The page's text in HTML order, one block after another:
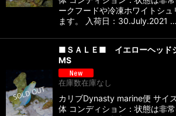
ークフードや冷凍ホワイトシ
ます。 入荷日：30.July.2021 …
■ＳＡＬＥ■ イエローヘッド
MS
在庫数在庫なし
カリブDynasty marine便 サイ
体 コンディション：状態は非